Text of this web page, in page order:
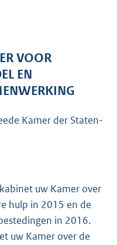
:
9
K
VOOR
EN
Kamer der Staten-
uw Kamer over
hulp in 2015 en de
in 2016.
uw Kamer over de